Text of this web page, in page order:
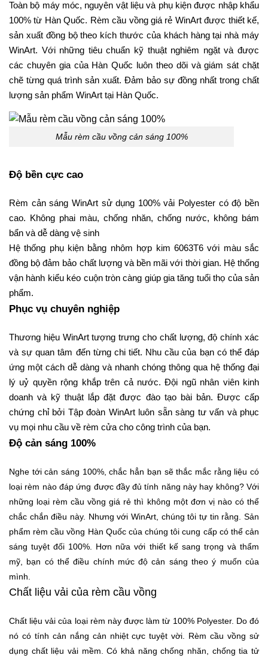
Toàn bộ máy móc, nguyên vật liệu và phụ kiện được nhập khẩu
100% từ Hàn Quốc. Rèm cầu vồng giá rẻ WinArt được thiết kế,
sản xuất đồng bộ theo kích thước của khách hàng tại nhà máy
WinArt. Với những tiêu chuẩn kỹ thuật nghiêm ngặt và được
các chuyên gia của Hàn Quốc luôn theo dõi và giám sát chặt
chẽ từng quá trình sản xuất. Đảm bảo sự đồng nhất trong chất
lượng sản phẩm WinArt tại Hàn Quốc.
Mẫu rèm cầu vồng cản sáng 100%
Độ bền cực cao
Rèm cản sáng WinArt sử dụng 100% vải Polyester có độ bền
cao. Không phai màu, chống nhăn, chống nước, không bám
bẩn và dễ dàng vệ sinh
Hệ thống phụ kiện bằng nhôm hợp kim 6063T6 với màu sắc
đồng bộ đảm bảo chất lượng và bền mãi với thời gian. Hệ thống
vận hành kiểu kéo cuộn tròn càng giúp gia tăng tuổi thọ của sản
phẩm.
Phục vụ chuyên nghiệp
Thương hiệu WinArt tượng trưng cho chất lượng, độ chính xác
và sự quan tâm đến từng chi tiết. Nhu cầu của bạn có thể đáp
ứng một cách dễ dàng và nhanh chóng thông qua hệ thống đại
lý uỷ quyền rộng khắp trên cả nước.Đội ngũ nhân viên kinh
doanh và kỹ thuật lắp đặt được đào tạo bài bản. Được cấp
chứng chỉ bởi Tập đoàn WinArt luôn sẵn sàng tư vấn và phục
vụ mọi nhu cầu về rèm cửa cho công trình của bạn.
Độ cản sáng 100%
Nghe tới cản sáng 100%, chắc hẳn bạn sẽ thắc mắc rằng liệu có
loại rèm nào đáp ứng được đầy đủ tính năng này hay không? Với
những loại rèm cầu vồng giá rẻ thì không một đơn vị nào có thể
chắc chắn điều này. Nhưng với WinArt, chúng tôi tự tin rằng. Sản
phẩm rèm cầu vồng Hàn Quốc của chúng tôi cung cấp có thể cản
sáng tuyệt đối 100%. Hơn nữa với thiết kế sang trọng và thẩm
mỹ, bạn có thể điều chính mức độ cản sáng theo ý muốn của
mình.
Chất liệu vải của rèm cầu vồng
Chất liệu vải của loại rèm này được làm từ 100% Polyester. Do đó
nó có tính cản nắng cản nhiệt cực tuyệt vời. Rèm cầu vồng sử
dụng chất liệu vải mềm. Có khả năng chống nhăn, chống tia tử